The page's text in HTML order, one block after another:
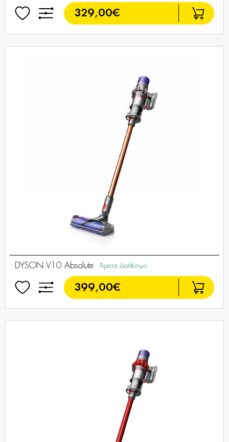
329,00€
DYSON V10 Absolute Άμεσα Διαθέσιμο
399,00€